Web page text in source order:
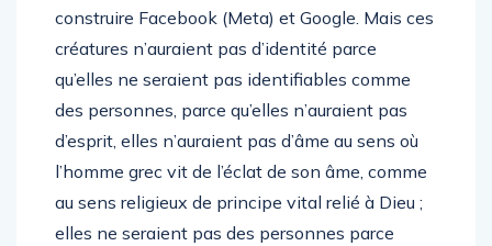
construire Facebook (Meta) et Google. Mais ces
créatures n’auraient pas d’identité parce
qu’elles ne seraient pas identifiables comme
des personnes, parce qu’elles n’auraient pas
d’esprit, elles n’auraient pas d’âme au sens où
l’homme grec vit de l’éclat de son âme, comme
au sens religieux de principe vital relié à Dieu ;
elles ne seraient pas des personnes parce